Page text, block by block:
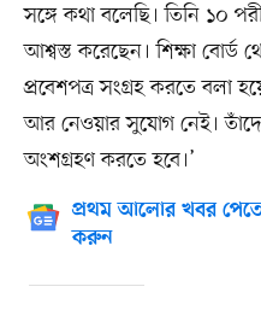
সঙ্গে কথা বলেছি। তিনি ১০
আশ্বস্ত করেছেন। শিক্ষা বোর্ড
প্রবেশপত্র সংগ্রহ করতে বলা
আর নেওয়ার সুযোগ নেই।
অংশগ্রহণ করতে হবে।’
প্রথম আলোর খবর
করুন